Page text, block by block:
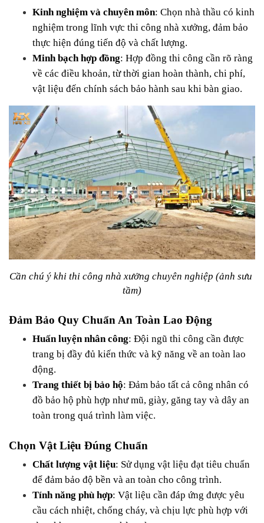
Kinh nghiệm và chuyên môn: Chọn nhà thầu có kinh
nghiệm trong lĩnh vực thi công nhà xưởng, đảm bảo
thực hiện đúng tiến độ và chất lượng.
Minh bạch hợp đồng: Hợp đồng thi công cần rõ ràng
về các điều khoản, từ thời gian hoàn thành, chi phí,
vật liệu đến chính sách bảo hành sau khi bàn giao.
Cần chú ý khi thi công nhà xưởng chuyên nghiệp (ảnh sưu
tầm)
Đảm Bảo Quy Chuẩn An Toàn Lao Động
Huấn luyện nhân công: Đội ngũ thi công cần được
trang bị đầy đủ kiến thức và kỹ năng về an toàn lao
động.
Trang thiết bị bảo hộ: Đảm bảo tất cả công nhân có
đồ bảo hộ phù hợp như mũ, giày, găng tay và dây an
toàn trong quá trình làm việc.
Chọn Vật Liệu Đúng Chuẩn
Chất lượng vật liệu: Sử dụng vật liệu đạt tiêu chuẩn
để đảm bảo độ bền và an toàn cho công trình.
Tính năng phù hợp: Vật liệu cần đáp ứng được yêu
cầu cách nhiệt, chống cháy, và chịu lực phù hợp với